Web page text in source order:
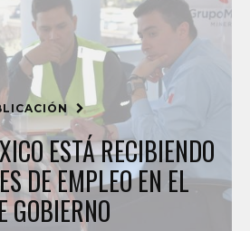
ESTÁ RECIBIENDO
DE EMPLEO EN EL
GOBIERNO